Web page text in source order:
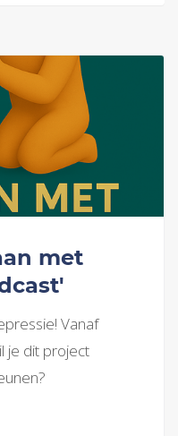
met
Vanaf
je dit project